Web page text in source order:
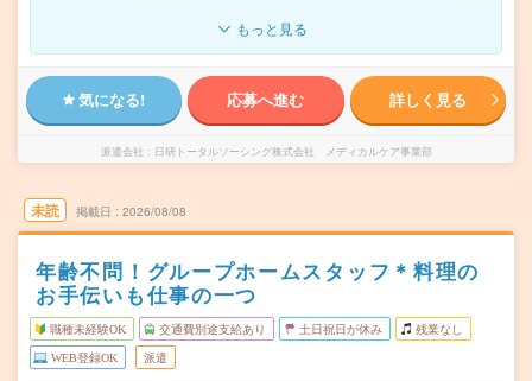
もっと見る
気になる! 応募へ進む 詳しく見る
派遣会社 日研トータルソーシング株式会社 メディカルケア事業部
未読 掲載日 2026/08/08
年齢不問！グループホームスタッフ＊料理の
お手伝いも仕事の一つ
職種未経験OK 交通費別途支給あり 土日祝日が休み 残業なし
WEB登録OK 派遣